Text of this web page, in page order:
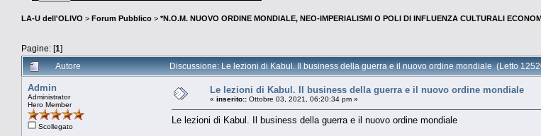
LA-U dell'OLIVO > Forum Pubblico > *N.O.M. NUOVO ORDINE MONDIALE, NEO-IMPERIALISMI O POLI DI INFLUENZA CULTURALI
Pagine: [1]
Autore Discussione: Le lezioni di Kabul. Il business della guerra e il nuovo ordine mondiale (Letto
Admin
Administrator
Hero Member
Scollegato
Le lezioni di Kabul. Il business della guerra e il nuovo ordine mondiale
« inserito:: Ottobre 03, 2021, 06:20:34 pm »
Le lezioni di Kabul. Il business della guerra e il nuovo ordine mondiale